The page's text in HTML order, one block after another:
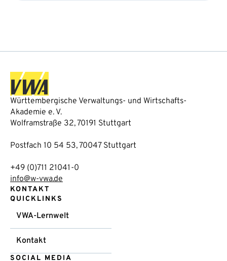
Württembergische Verwaltungs- und Wirtschafts-
Akademie e. V.
Wolframstraße 32, 70191 Stuttgart
Postfach 10 54 53, 70047 Stuttgart
+49 (0)711 21041-0
info@w-vwa.de
KONTAKT
QUICKLINKS
VWA-Lernwelt
Kontakt
SOCIAL MEDIA